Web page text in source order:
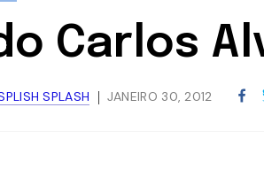
Carlos
SPLASH JANEIRO 30, 2012